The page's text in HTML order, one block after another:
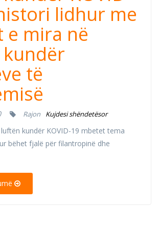
lidhur me
e mira në
të
Rajon Kujdesi shëndetësor
kundër KOVID-19 mbetet tema
bëhet fjalë për filantropinë dhe